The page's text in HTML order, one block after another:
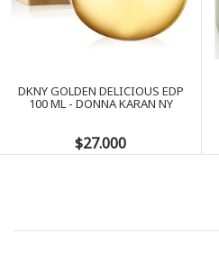
DKNY GOLDEN DELICIOUS EDP
100 ML - DONNA KARAN NY
$27.000